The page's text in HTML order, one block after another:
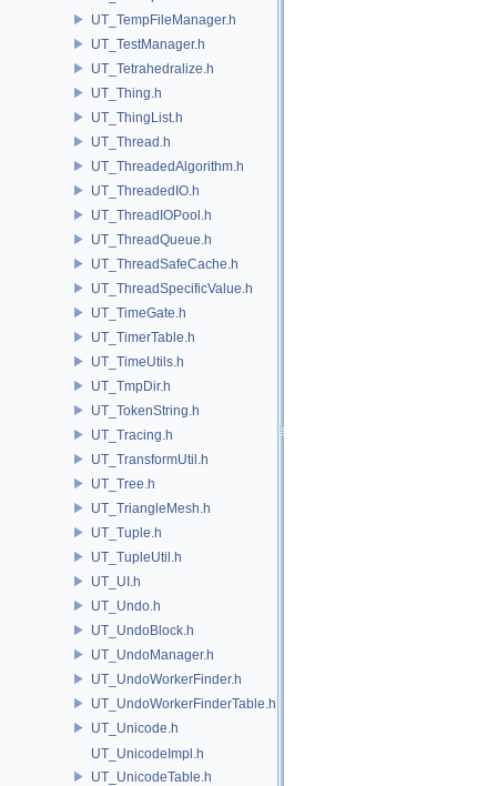
UT_TempFileManager.h
UT_TestManager.h
UT_Tetrahedralize.h
UT_Thing.h
UT_ThingList.h
UT_Thread.h
UT_ThreadedAlgorithm.h
UT_ThreadedIO.h
UT_ThreadIOPool.h
UT_ThreadQueue.h
UT_ThreadSafeCache.h
UT_ThreadSpecificValue.h
UT_TimeGate.h
UT_TimerTable.h
UT_TimeUtils.h
UT_TmpDir.h
UT_TokenString.h
UT_Tracing.h
UT_TransformUtil.h
UT_Tree.h
UT_TriangleMesh.h
UT_Tuple.h
UT_TupleUtil.h
UT_UI.h
UT_Undo.h
UT_UndoBlock.h
UT_UndoManager.h
UT_UndoWorkerFinder.h
UT_UndoWorkerFinderTable.h
UT_Unicode.h
UT_UnicodeImpl.h
UT_UnicodeTable.h